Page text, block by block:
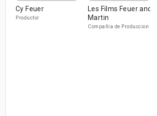
Cy Feuer
Productor
Les Films Feuer and
Martin
Compañía de Produccion